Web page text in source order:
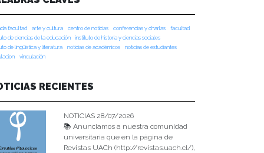
facultad arte y cultura centro de noticias conferencias y charlas
facultad
de ciencias de la educación
instituto de historia y ciencias sociales
de lingüística y literatura
noticias de académicos
noticias de estudiantes
vinculación
RECIENTES
NOTICIAS 28/07/2026
📚 Anunciamos a nuestra comunidad
universitaria que en la página de
Revistas UACh (http://revistas.uach.cl/),